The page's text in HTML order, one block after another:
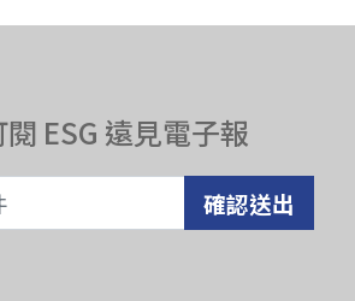
ESG 遠見電子報
確認送出